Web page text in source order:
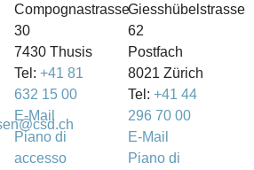
Compognastrasse
30
7430 Thusis
Tel:+41 81
632 15 00
E-Mail
Piano di
accesso
Giesshübelstrasse
62
Postfach
8021 Zürich
Tel:+41 44
296 70 00
E-Mail
Piano di